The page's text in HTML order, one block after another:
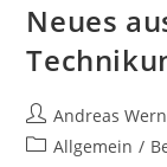
Neues
Beitrags-
Autor:
Andreas
Beitrags-
Allgemein /